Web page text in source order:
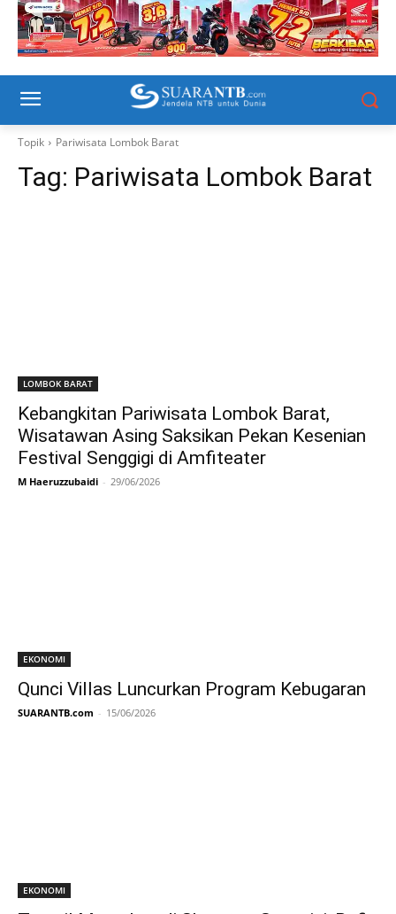
Topik Pariwisata Lombok Barat
Tag: Pariwisata Lombok Barat
LOMBOK BARAT
Kebangkitan Pariwisata Lombok Barat,
Wisatawan Asing Saksikan Pekan Kesenian
Festival Senggigi di Amfiteater
M Haeruzzubaidi - 29/06/2026
EKONOMI
Qunci Villas Luncurkan Program Kebugaran
SUARANTB.com - 15/06/2026
EKONOMI